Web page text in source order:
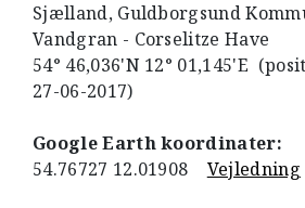
Sjælland, Guldborgsund
Vandgran - Corselitze Have
54° 46,036'N 12° 01,145'E
27-06-2017)
Google Earth koordinater:
54.76727 12.01908 Vejledning